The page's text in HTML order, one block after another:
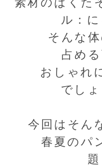
そんな
占め
おしゃれ
でし
今回はそん
春夏のパ